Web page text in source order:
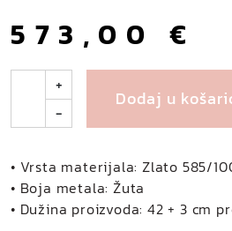
573,00 €
r
e
l
z
+
-
Dodaj u
• Vrsta materijala: Zlato 585/
• Boja metala: Žuta
• Dužina proizvoda: 42 + 3 cm